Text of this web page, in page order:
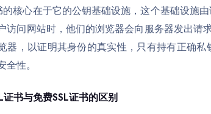
的核心在于它的公钥基础设施，这个基础设施
访问网站时，他们的浏览器会向服务器发出
器，以证明其身份的真实性，只有持有正确
全性。
证书与免费SSL证书的区别